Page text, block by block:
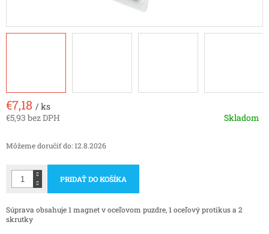
€7,18 / ks
€5,93 bez DPH
cena:
Skladom
Môžeme doručiť do:12.8.2026
PRIDAŤ DO KOŠÍKA
Súprava obsahuje 1 magnet v oceľovom puzdre, 1 oceľový protikus a 2
skrutky